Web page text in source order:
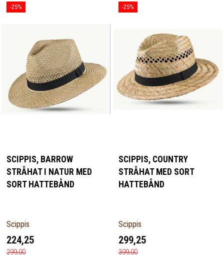
-25%
SCIPPIS, BARROW
STRÅHAT I NATUR MED
SORT HATTEBÅND
Scippis
224,25
299,00
-25%
SCIPPIS, COUNTRY
STRÅHAT MED SORT
HATTEBÅND
Scippis
299,25
399,00